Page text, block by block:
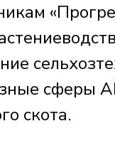
сферы
скота.